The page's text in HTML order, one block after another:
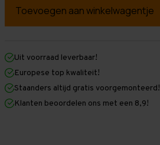
Palletstelling
mm
mm
x
1.100
mm
Galva
Palletstelling
mm
mm
1.100
mm
(HxLXD)
Galva
Uit voorraad leverbaar!
Europese top kwaliteit!
Staanders altijd gratis voorgemonteerd!
Klanten beoordelen ons met een 8,9!